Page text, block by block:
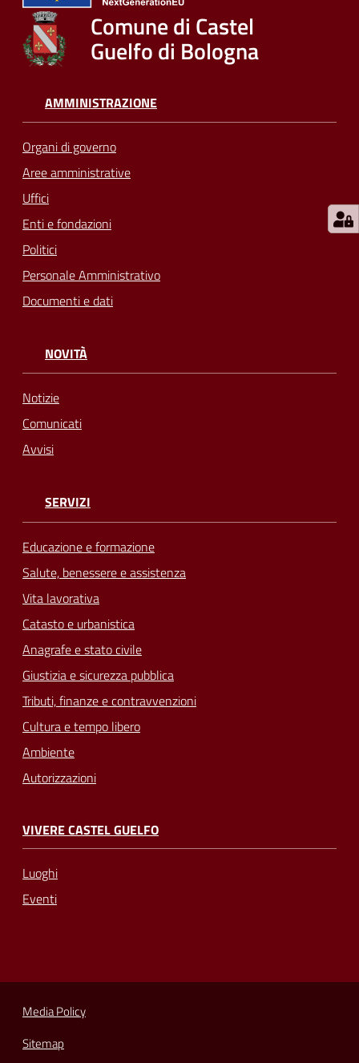
Comune di Castel
Guelfo di Bologna
AMMINISTRAZIONE
Organi di governo
Aree amministrative
Uffici
Enti e fondazioni
Politici
Personale Amministrativo
Documenti e dati
NOVITÀ
Notizie
Comunicati
Avvisi
SERVIZI
Educazione e formazione
Salute, benessere e assistenza
Vita lavorativa
Catasto e urbanistica
Anagrafe e stato civile
Giustizia e sicurezza pubblica
Tributi, finanze e contravvenzioni
Cultura e tempo libero
Ambiente
Autorizzazioni
VIVERE CASTEL GUELFO
Luoghi
Eventi
Media Policy
Sitemap